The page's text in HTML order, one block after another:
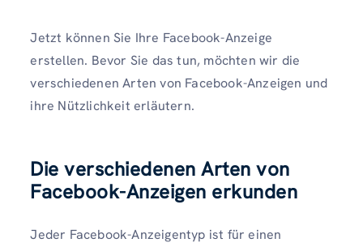
Jetzt können Sie Ihre Facebook-Anzeige
erstellen. Bevor Sie das tun, möchten wir die
verschiedenen Arten von Facebook-Anzeigen und
ihre Nützlichkeit erläutern.
Die verschiedenen Arten von
Facebook-Anzeigen erkunden
Jeder Facebook-Anzeigentyp ist für einen